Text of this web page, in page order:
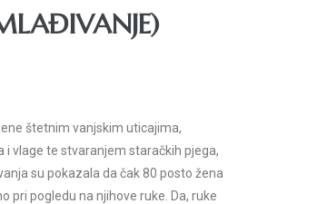
štetnim vanjskim uticajima,
i vlage te stvaranjem staračkih pjega,
su pokazala da čak 80 posto žena
pri pogledu na njihove ruke. Da, ruke